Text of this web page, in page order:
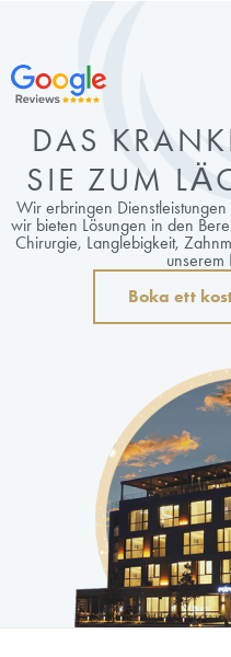
DAS
SIE ZUM
Wir erbringen
wir bieten Lösungen in den
Chirurgie, Langlebigkeit,
unserem
Boka ett